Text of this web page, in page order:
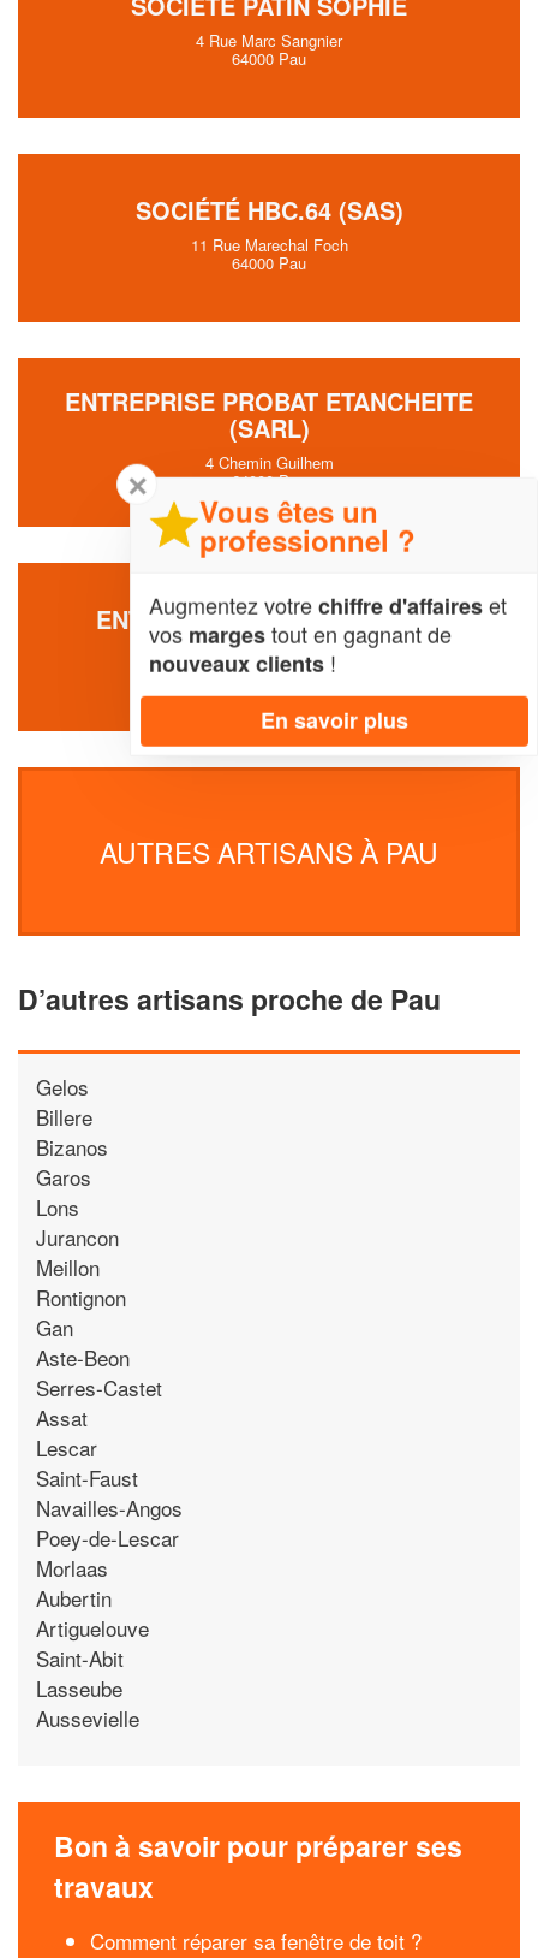
4 Rue Marc Sangnier
64000 Pau
SOCIÉTÉ HBC.64 (SAS)
11 Rue Marechal Foch
64000 Pau
ENTREPRISE PROBAT ETANCHEITE
(SARL)
4 Chemin Guilhem
64000 Pau
ENTREPRISE BOURY JEREMY
16 Boulevard Barbanegre
64000 Pau
AUTRES ARTISANS À PAU
D’autres artisans proche de Pau
Gelos
Billere
Bizanos
Garos
Lons
Jurancon
Meillon
Rontignon
Gan
Aste-Beon
Serres-Castet
Assat
Lescar
Saint-Faust
Navailles-Angos
Poey-de-Lescar
Morlaas
Aubertin
Artiguelouve
Saint-Abit
Lasseube
Aussevielle
Bon à savoir pour préparer ses
travaux
Comment réparer sa fenêtre de toit ?
✕
Vous êtes un
professionnel ?
Augmentez votrechiffre d'affaireset
vos margestout en gagnant de
nouveaux clients !
En savoir plus